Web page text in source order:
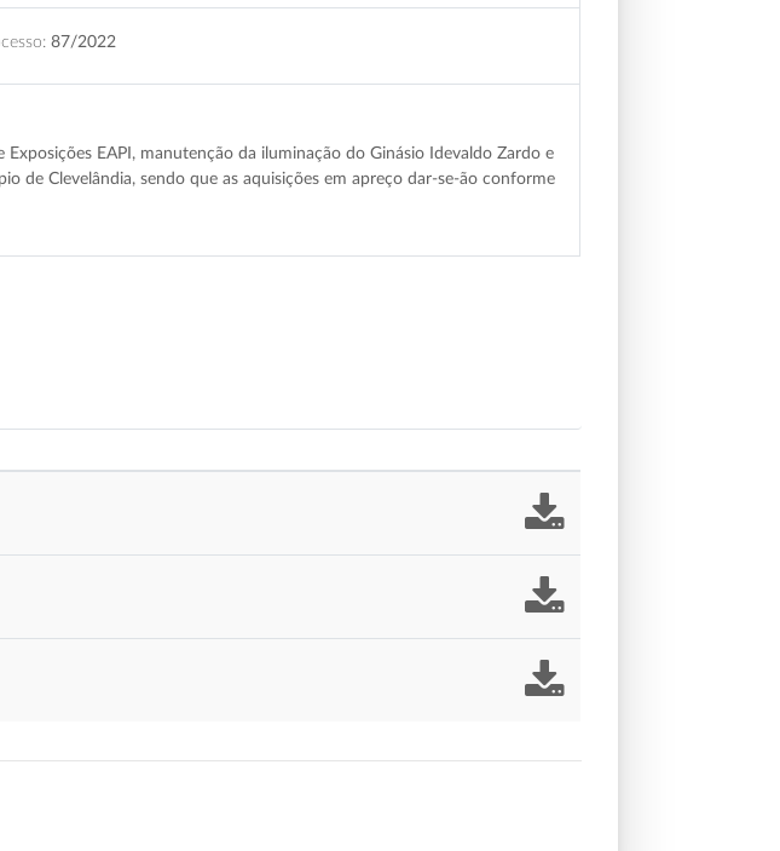
87/2022
EAPI, manutenção da iluminação do Ginásio Idevaldo Zardo e
de Clevelândia, sendo que as aquisições em apreço dar-se-ão conforme